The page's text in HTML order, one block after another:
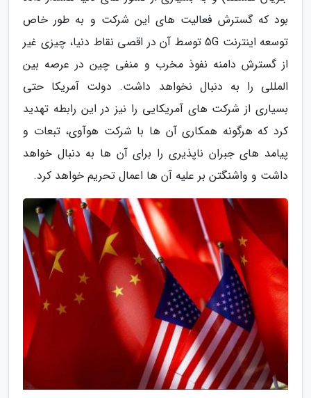
بود که گسترش فعالیت های این شرکت و به طور خاص
توسعه اینترنت 5G توسط آن در اقصی نقاط دنیا، چیزی غیر
از گسترش دامنه نفوذ مخرب و منفی چین در عرصه بین
المللی را به دنبال نخواهد داشت. دولت آمریکا حتی
بسیاری از شرکت های آمریکایی را نیز در این رابطه تهدید
کرد که هرگونه همکاری آن ها با شرکت هوآوی، تبعات و
پیامد های جبران ناپذیری را برای آن ها به دنبال خواهد
داشت و واشنگتن بر علیه آن ها اعمال تحریم خواهد کرد.